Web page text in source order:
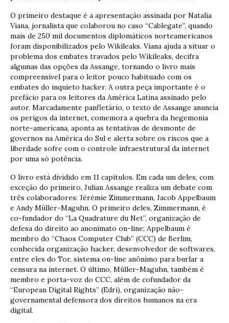
O primeiro destaque é a apresentação assinada por Natalia
Viana, jornalista que colaborou no caso “Cablegate”, quando
mais de 250 mil documentos diplomáticos norteamericanos
foram disponibilizados pelo Wikileaks. Viana ajuda a situar o
problema dos embates travados pelo Wikileaks, decifra
algumas das opções da Assange, tornando o livro mais
compreensível para o leitor pouco habituado com os
embates do inquieto hacker. A outra peça importante é o
prefácio para os leitores da América Latina assinado pelo
autor. Marcadamente panfletário, o texto de Assange anuncia
os perigos da internet, comemora a quebra da hegemonia
norte-americana, aponta as tentativas de desmonte de
governos na América do Sul e alerta sobre os riscos que a
liberdade sofre com o controle infraestrutural da internet
por uma só potência.
O livro está dividido em 11 capítulos. Em cada um deles, com
exceção do primeiro, Julian Assange realiza um debate com
três colaboradores: Jérémie Zimmermann, Jacob Appelbaum
e Andy Müller-Maguhn. O primeiro deles, Zimmermann, é
co-fundador do “La Quadrature du Net”, organização de
defesa do direito ao anonimato on-line; Appelbaum é
membro do “Chaos Computer Club” (CCC) de Berlim,
conhecida organização hacker, desenvolvedor de softwares,
entre eles do Tor, sistema on-line anônimo para burlar a
censura na internet. O último, Müller-Maguhn, também é
membro e porta-voz do CCC, além de cofundador da
“European Digital Rights” (Edri), organização não-
governamental defensora dos direitos humanos na era
digital.